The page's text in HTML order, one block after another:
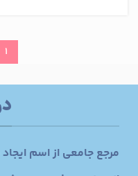
1
مرجع جامعی از اسم